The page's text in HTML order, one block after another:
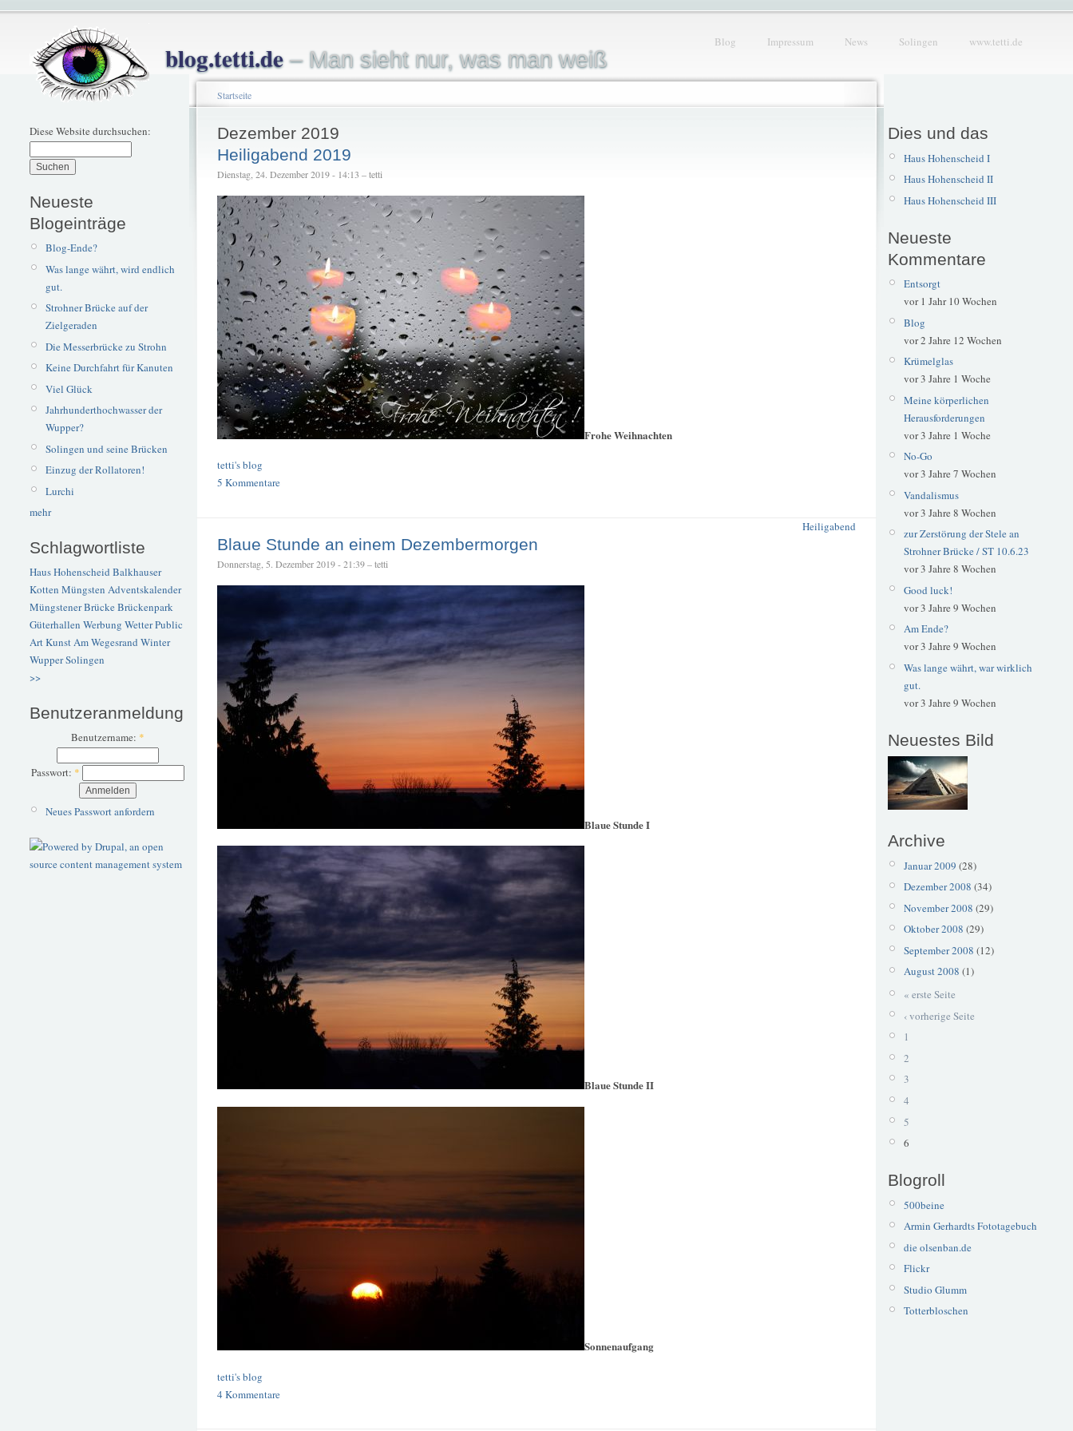
blog.tetti.de– Man sieht nur, was man weiß
Blog Impressum News Solingen www.tetti.de
Diese Website durchsuchen:
Neueste
Blogeinträge
Blog-Ende?
Was lange währt, wird endlich
gut.
Strohner Brücke auf der
Zielgeraden
Die Messerbrücke zu Strohn
Keine Durchfahrt für Kanuten
Viel Glück
Jahrhunderthochwasser der
Wupper?
Solingen und seine Brücken
Einzug der Rollatoren!
Lurchi
mehr
Schlagwortliste
Haus Hohenscheid Balkhauser
Kotten Müngsten Adventskalender
Müngstener BrückeBrückenpark
Güterhallen Werbung WetterPublic
ArtKunstAm Wegesrand Winter
WupperSolingen
>>
Benutzeranmeldung
Benutzername: *
Passwort: *
Neues Passwort anfordern
Startseite
Dezember 2019
Heiligabend 2019
Dienstag, 24. Dezember 2019 - 14:13 – tetti
Frohe Weihnachten
tetti's blog
5 Kommentare
Heiligabend
Blaue Stunde an einem Dezembermorgen
Donnerstag, 5. Dezember 2019 - 21:39 – tetti
Blaue Stunde I
Blaue Stunde II
Sonnenaufgang
tetti's blog
4 Kommentare
Dies und das
Haus Hohenscheid I
Haus Hohenscheid II
Haus Hohenscheid III
Neueste
Kommentare
Entsorgt
vor 1 Jahr 10 Wochen
Blog
vor 2 Jahre 12 Wochen
Krümelglas
vor 3 Jahre 1 Woche
Meine körperlichen
Herausforderungen
vor 3 Jahre 1 Woche
No-Go
vor 3 Jahre 7 Wochen
Vandalismus
vor 3 Jahre 8 Wochen
zur Zerstörung der Stele an
Strohner Brücke / ST 10.6.23
vor 3 Jahre 8 Wochen
Good luck!
vor 3 Jahre 9 Wochen
Am Ende?
vor 3 Jahre 9 Wochen
Was lange währt, war wirklich
gut.
vor 3 Jahre 9 Wochen
Neuestes Bild
Archive
Januar 2009 (28)
Dezember 2008 (34)
November 2008 (29)
Oktober 2008 (29)
September 2008 (12)
August 2008 (1)
« erste Seite
‹ vorherige Seite
1
2
3
4
5
6
Blogroll
500beine
Armin Gerhardts Fototagebuch
die olsenban.de
Flickr
Studio Glumm
Totterbloschen